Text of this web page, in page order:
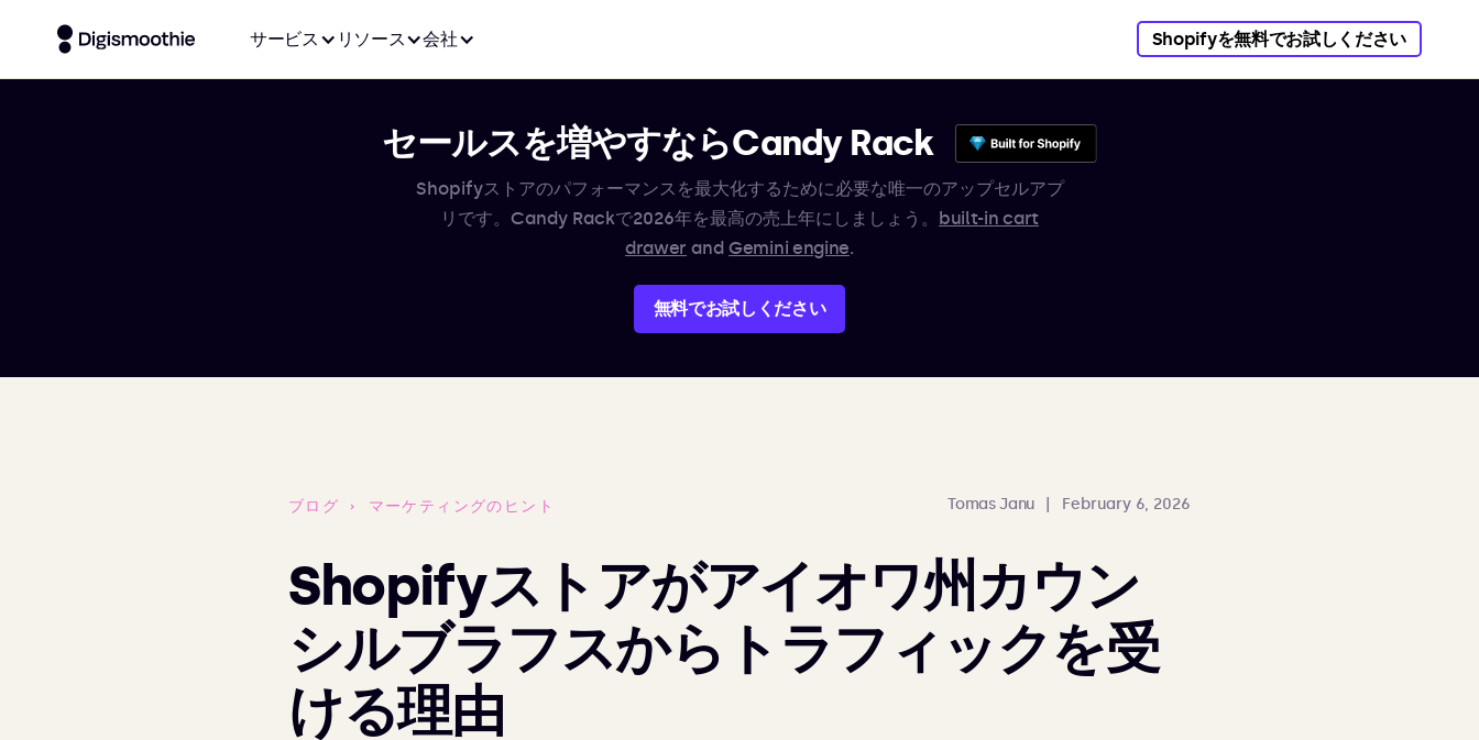
サービス リソース 会社 Shopifyを無料でお試しください
セールスを増やすならCandy Rack
Shopifyストアのパフォーマンスを最大化するために必要な唯一のアップセルアプ
リです。Candy Rackで2026年を最高の売上年にしましょう。 built-in cart
drawer andGemini engine.
無料でお試しください
ブログ › マーケティングのヒント Tomas Janu February 6, 2026
Shopifyストアがアイオワ州カウン
シルブラフスからトラフィックを受
ける理由